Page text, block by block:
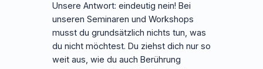
Unsere Antwort: eindeutig nein! Bei
unseren Seminaren und Workshops
musst du grundsätzlich nichts tun, was
du nicht möchtest. Du ziehst dich nur so
weit aus, wie du auch Berührung